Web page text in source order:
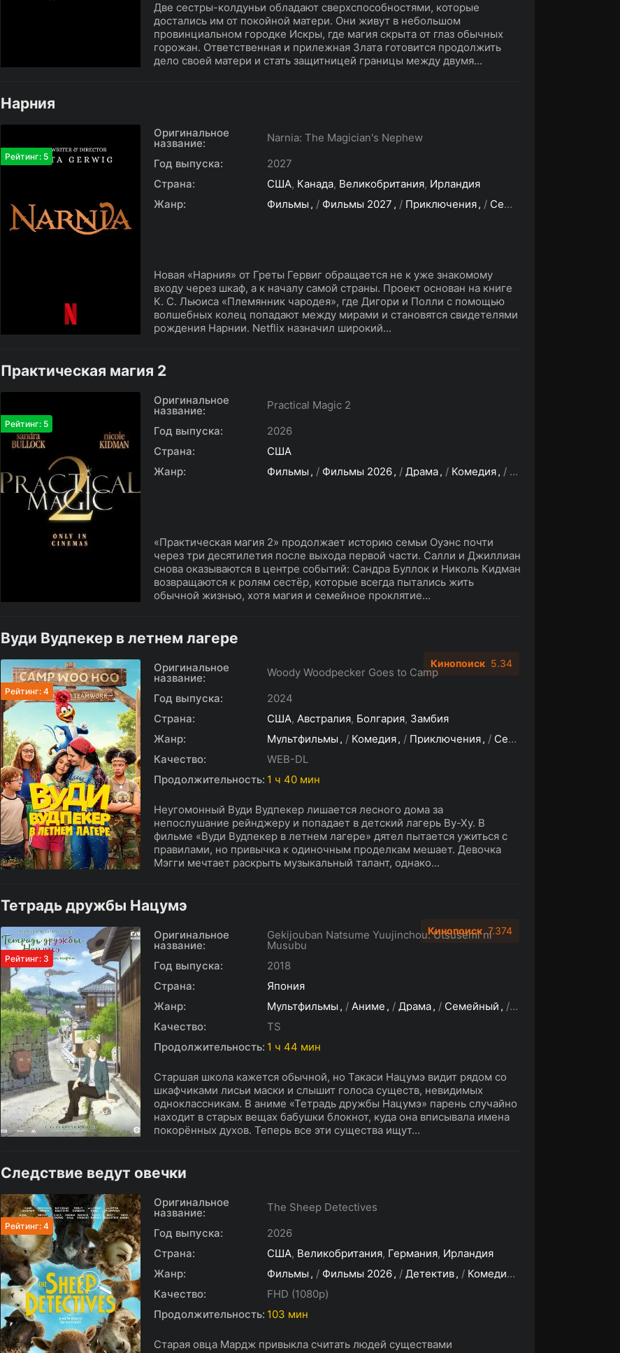
Две сестры-колдуньи обладают сверхспособностями, которые
достались им от покойной матери. Они живут в небольшом
провинциальном городке Искры, где магия скрыта от глаз обычных
горожан. Ответственная и прилежная Злата готовится продолжить
дело своей матери и стать защитницей границы между двумя...
Нарния
Рейтинг: 5
Оригинальное
название:
Narnia: The Magician's Nephew
Год выпуска:
2027
Страна:
США, Канада, Великобритания, Ирландия
Жанр:
Фильмы / Фильмы 2027 / Приключения / Семейный
Новая «Нарния» от Греты Гервиг обращается не к уже знакомому
входу через шкаф, а к началу самой страны. Проект основан на книге
К. С. Льюиса «Племянник чародея», где Дигори и Полли с помощью
волшебных колец попадают между мирами и становятся свидетелями
рождения Нарнии. Netflix назначил широкий...
Практическая магия 2
Рейтинг: 5
Оригинальное
название:
Practical Magic 2
Год выпуска:
2026
Страна:
США
Жанр:
Фильмы / Фильмы 2026 / Драма / Комедия / Мелодрама
«Практическая магия 2» продолжает историю семьи Оуэнс почти
через три десятилетия после выхода первой части. Салли и Джиллиан
снова оказываются в центре событий: Сандра Буллок и Николь Кидман
возвращаются к ролям сестёр, которые всегда пытались жить
обычной жизнью, хотя магия и семейное проклятие...
Вуди Вудпекер в летнем лагере
Рейтинг: 4
Оригинальное
название:
Woody Woodpecker Goes to Camp
Год выпуска:
2024
Страна:
США, Австралия, Болгария, Замбия
Жанр:
Мультфильмы / Комедия / Приключения / Семейный
Качество:
WEB-DL
Продолжительность: 1 ч 40 мин
Неугомонный Вуди Вудпекер лишается лесного дома за
непослушание рейнджеру и попадает в детский лагерь Ву-Ху. В
фильме «Вуди Вудпекер в летнем лагере» дятел пытается ужиться с
правилами, но привычка к одиночным проделкам мешает. Девочка
Мэгги мечтает раскрыть музыкальный талант, однако...
Кинопоиск 5.34
Тетрадь дружбы Нацумэ
Рейтинг: 3
Оригинальное
название:
Gekijouban Natsume Yuujinchou: Utsusemi ni
Musubu
Год выпуска:
2018
Страна:
Япония
Жанр:
Мультфильмы / Аниме / Драма / Семейный / Фэнтези
Качество:
TS
Продолжительность: 1 ч 44 мин
Старшая школа кажется обычной, но Такаси Нацумэ видит рядом со
шкафчиками лисьи маски и слышит голоса существ, невидимых
одноклассникам. В аниме «Тетрадь дружбы Нацумэ» парень случайно
находит в старых вещах бабушки блокнот, куда она вписывала имена
покорённых духов. Теперь все эти существа ищут...
Кинопоиск 7.374
Следствие ведут овечки
Рейтинг: 4
Оригинальное
название:
The Sheep Detectives
Год выпуска:
2026
Страна:
США, Великобритания, Германия, Ирландия
Жанр:
Фильмы / Фильмы 2026 / Детектив / Комедия
Качество:
FHD (1080p)
Продолжительность: 103 мин
Старая овца Мардж привыкла считать людей существами